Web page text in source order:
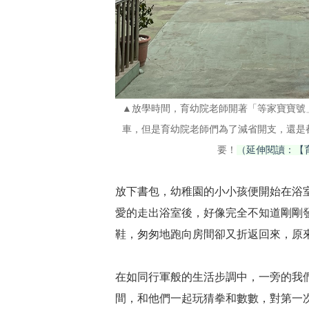
▲放學時間，育幼院老師開著「等家寶寶
車，但是育幼院老師們為了減省開支，還
要！
（延伸閱讀：
放下書包，幼稚園的小小孩便開始在
愛的走出浴室後，好像完全不知道剛
鞋，匆匆地跑向房間卻又折返回來，原
在如同行軍般的生活步調中，一旁的
間，和他們一起玩猜拳和數數，對第